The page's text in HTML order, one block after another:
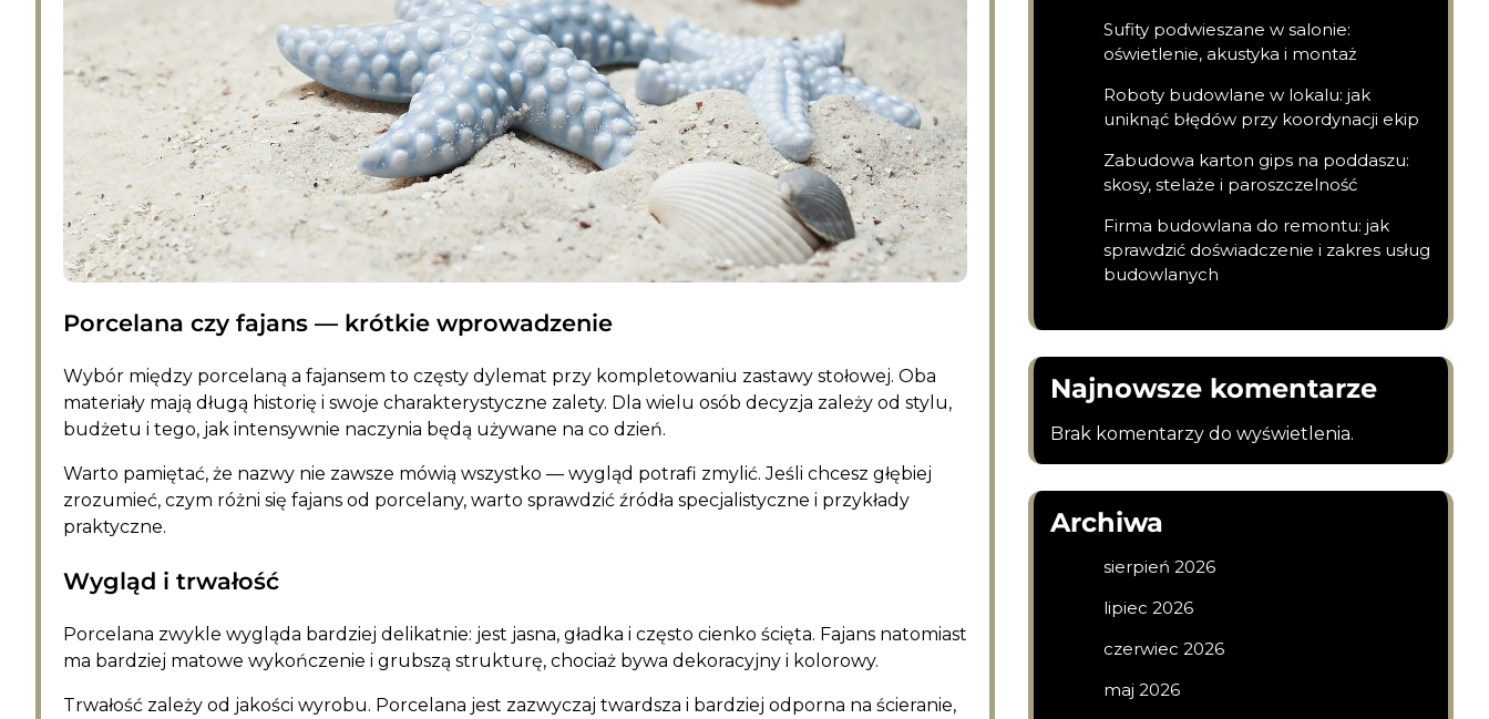
Porcelana czy fajans — krótkie wprowadzenie
Wybór między porcelaną a fajansem to częsty dylemat przy kompletowaniu zastawy stołowej. Oba
materiały mają długą historię i swoje charakterystyczne zalety. Dla wielu osób decyzja zależy od stylu,
budżetu i tego, jak intensywnie naczynia będą używane na co dzień.
Warto pamiętać, że nazwy nie zawsze mówią wszystko — wygląd potrafi zmylić. Jeśli chcesz głębiej
zrozumieć, czym różni się fajans od porcelany, warto sprawdzić źródła specjalistyczne i przykłady
praktyczne.
Wygląd i trwałość
Porcelana zwykle wygląda bardziej delikatnie: jest jasna, gładka i często cienko ścięta. Fajans natomiast
ma bardziej matowe wykończenie i grubszą strukturę, chociaż bywa dekoracyjny i kolorowy.
Trwałość zależy od jakości wyrobu. Porcelana jest zazwyczaj twardsza i bardziej odporna na ścieranie,
Sufity podwieszane w salonie:
oświetlenie, akustyka i montaż
Roboty budowlane w lokalu: jak
uniknąć błędów przy koordynacji ekip
Zabudowa karton gips na poddaszu:
skosy, stelaże i paroszczelność
Firma budowlana do remontu: jak
sprawdzić doświadczenie i zakres usług
budowlanych
Najnowsze komentarze
Brak komentarzy do wyświetlenia.
Archiwa
sierpień 2026
lipiec 2026
czerwiec 2026
maj 2026